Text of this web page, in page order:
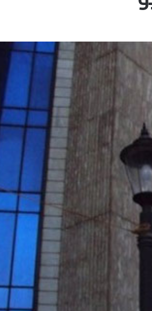
في احتفالية عيد الصحافة النجفية
بمناسبة مرور ١١٢ عاما على صدور أول
صحيفة (العلم)
في عيد الصحافة العراقية تحية لكل
الصحفيين ولأرواح شهداء الصحافة